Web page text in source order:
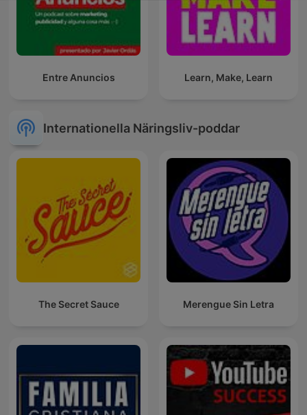
Entre Anuncios Learn, Make, Learn
Internationella Näringsliv-poddar
The Secret Sauce Merengue Sin Letra